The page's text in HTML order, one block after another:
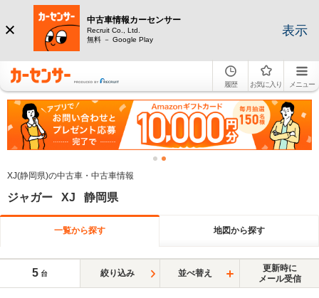
中古車情報カーセンサー
Recruit Co., Ltd.
無料 － Google Play
表示
履歴 お気に入り メニュー
XJ(静岡県)の中古車・中古車情報
ジャガー XJ 静岡県
一覧から探す 地図から探す
5 台 絞り込み 並べ替え
更新時に
メール受信